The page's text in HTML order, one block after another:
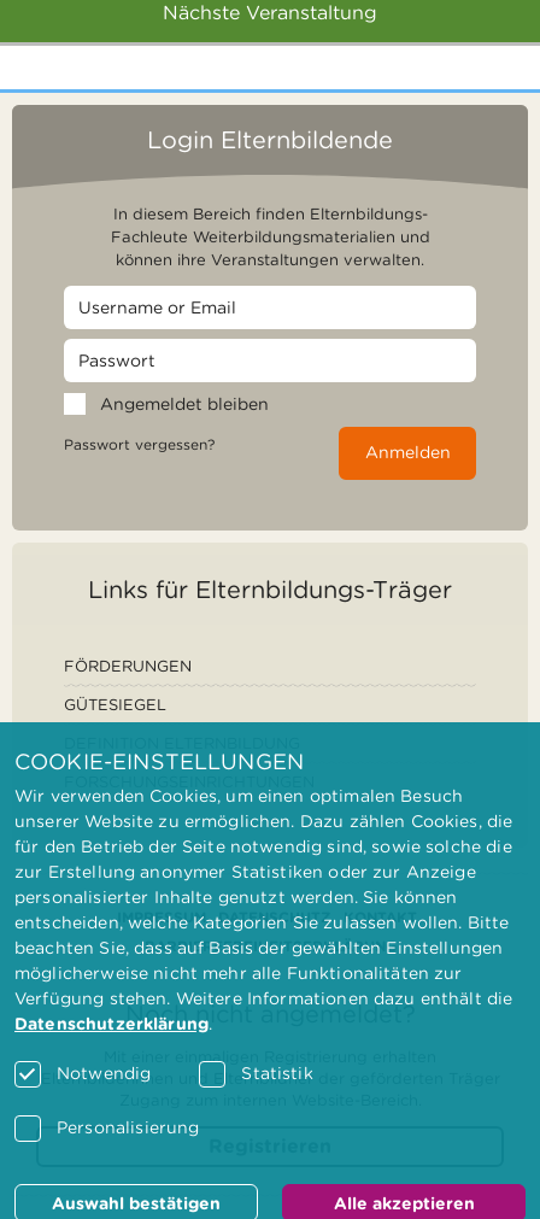
Nächste Veranstaltung
Login Elternbildende
In diesem Bereich finden Elternbildungs-
Fachleute Weiterbildungsmaterialien und
können ihre Veranstaltungen verwalten.
Angemeldet bleiben
Passwort vergessen? Anmelden
Links für Elternbildungs-Träger
FÖRDERUNGEN
GÜTESIEGEL
IMPRESSUM DATENSCHUTZ
KONTAKT
BARRIEREFREIHEITSERKLÄRUNG
Noch nicht angemeldet?
Elternbilderinnen und Elternbildner der geförderten Träger
COOKIE-EINSTELLUNGEN
Wir verwenden Cookies, um einen optimalen Besuch
unserer Website zu ermöglichen. Dazu zählen Cookies, die
für den Betrieb der Seite notwendig sind, sowie solche die
zur Erstellung anonymer Statistiken oder zur Anzeige
personalisierter Inhalte genutzt werden. Sie können
entscheiden, welche Kategorien Sie zulassen wollen. Bitte
beachten Sie, dass auf Basis der gewählten Einstellungen
möglicherweise nicht mehr alle Funktionalitäten zur
Verfügung stehen. Weitere Informationen dazu enthält die
Datenschutzerklärung.
Notwendig Statistik
Personalisierung
Auswahl bestätigen Alle akzeptieren